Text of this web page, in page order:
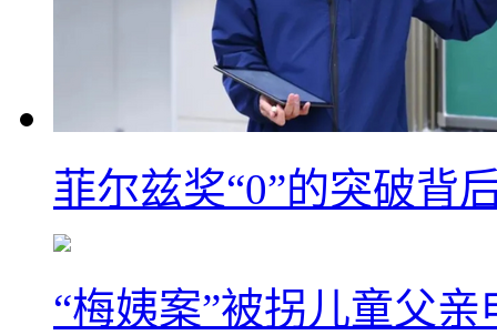
菲尔兹奖“0”的突破背
“梅姨案”被拐儿童父